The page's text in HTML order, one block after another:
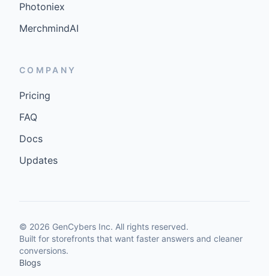
Photoniex
MerchmindAI
COMPANY
Pricing
FAQ
Docs
Updates
© 2026 GenCybers Inc. All rights reserved.
Built for storefronts that want faster answers and cleaner
conversions.
Blogs